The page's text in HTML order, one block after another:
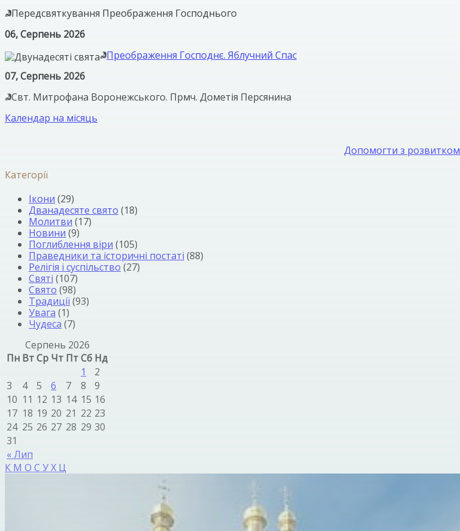
Передсвяткування Преображення Господнього
06, Серпень 2026
Преображення Господнє. Яблучний Спас
07, Серпень 2026
Свт. Митрофана Воронежського. Прмч. Дометія Персянина
Календар на місяць
Допомогти з розвитком
Категорії
Ікони (29)
Дванадесяте свято (18)
Молитви (17)
Новини (9)
Поглиблення віри (105)
Праведники та історичні постаті (88)
Релігія і суспільство (27)
Святі (107)
Свято (98)
Традиції(93)
Увага (1)
Чудеса (7)
Серпень 2026
Пн ВтСр Чт ПтСб Нд
« Лип
1
2
3
4 5 6 7 8
9
10 11 12 13 14 15 16
17 18 19 20 21 22 23
24 25 26 27 28 29 30
31
К М О С УХ Ц